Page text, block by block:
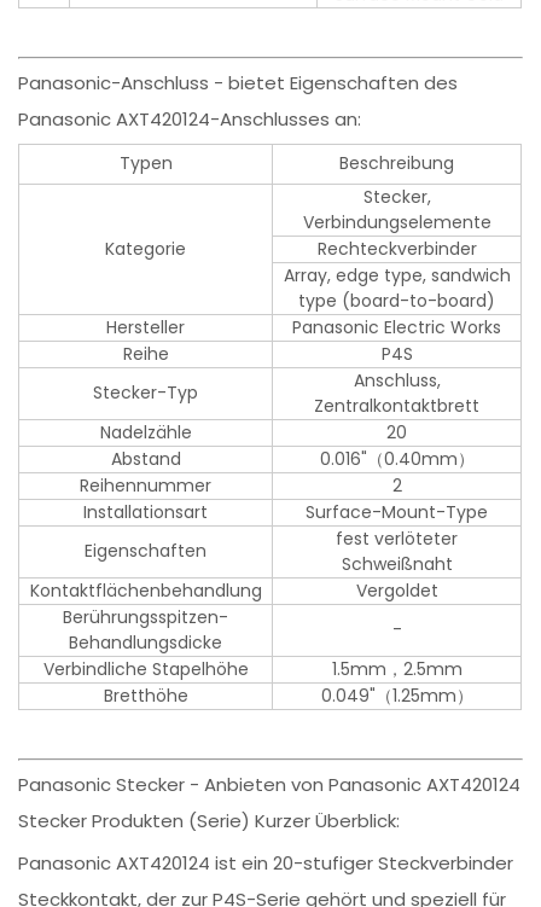
Panasonic-Anschluss - bietet Eigenschaften des
Panasonic AXT420124-Anschlusses an:
Typen Beschreibung
Kategorie
Stecker,
Verbindungselemente
Rechteckverbinder
Array, edge type, sandwich
type (board-to-board)
Hersteller
Panasonic Electric Works
Reihe
P4S
Stecker-Typ
Anschluss,
Zentralkontaktbrett
Nadelzähle
20
Abstand
0.016"（0.40mm）
Reihennummer
2
Installationsart
Surface-Mount-Type
Eigenschaften
fest verlöteter
Schweißnaht
Kontaktflächenbehandlung
Vergoldet
Berührungsspitzen-
Behandlungsdicke
-
Verbindliche Stapelhöhe
1.5mm，2.5mm
Bretthöhe
0.049"（1.25mm）
Panasonic Stecker - Anbieten von Panasonic AXT420124
Stecker Produkten (Serie) Kurzer Überblick:
Panasonic AXT420124 ist ein 20-stufiger Steckverbinder
Steckkontakt, der zur P4S-Serie gehört und speziell für